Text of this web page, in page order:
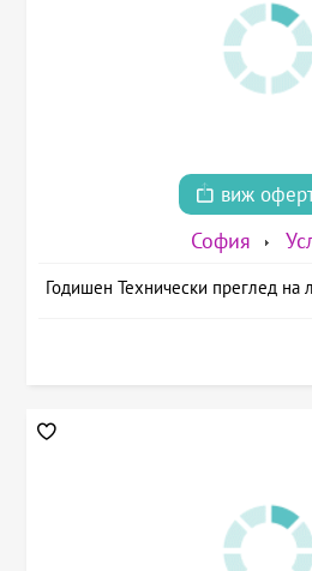
виж
София
Годишен Технически преглед на